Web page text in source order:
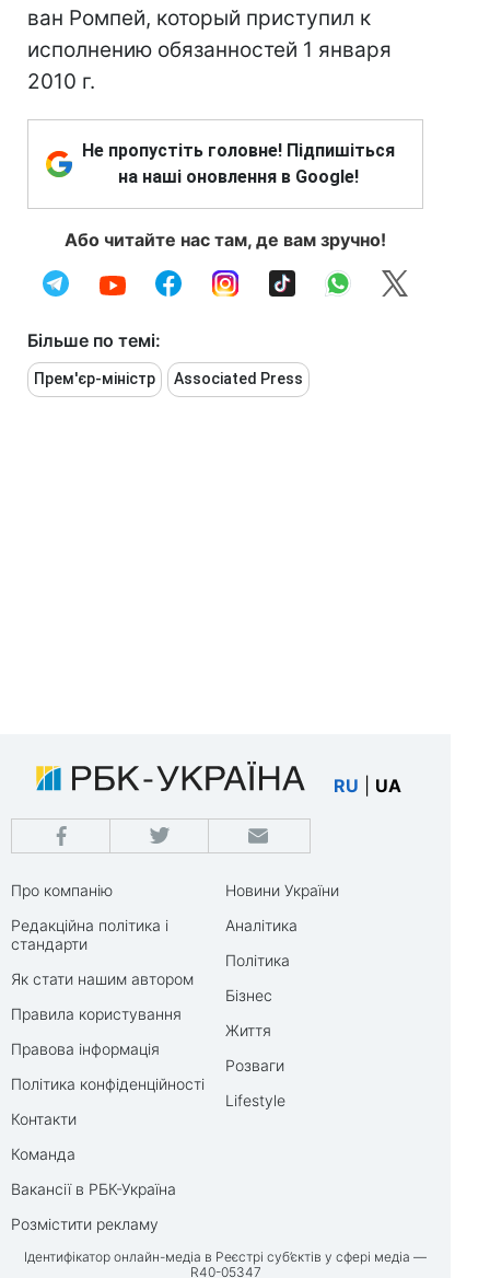
ван Ромпей, который приступил к
исполнению обязанностей 1 января
2010 г.
Не пропустіть головне! Підпишіться
на наші оновлення в Google!
Або читайте нас там, де вам зручно!
Більше по темі:
Прем'єр-міністр Associated Press
RU UA
Про компанію
Редакційна політика і
стандарти
Як стати нашим автором
Правила користування
Правова інформація
Політика конфіденційності
Контакти
Команда
Вакансії в РБК-Україна
Розмістити рекламу
Новини України
Аналітика
Політика
Бізнес
Життя
Розваги
Lifestyle
Ідентифікатор онлайн-медіа в Реєстрі суб’єктів у сфері медіа —
R40-05347